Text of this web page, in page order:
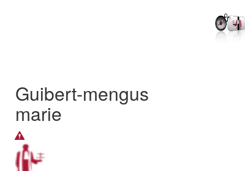
Guibert-mengus
marie